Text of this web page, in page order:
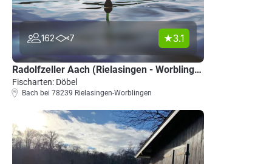
162 7 3.1
Radolfzeller Aach (Rielasingen - Worblingen)
Fischarten: Döbel
Bach bei 78239 Rielasingen-Worblingen